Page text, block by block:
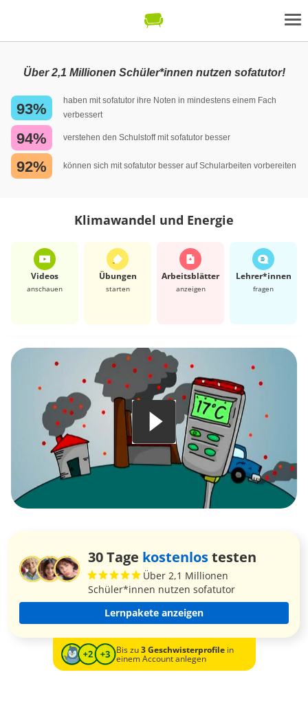
Über 2,1 Millionen Schüler*innen nutzen sofatutor!
93%
haben mit sofatutor ihre Noten in mindestens einem Fach
verbessert
94% verstehen den Schulstoff mit sofatutor besser
92% können sich mit sofatutor besser auf Schularbeiten vorbereiten
Klimawandel und Energie
Videos
anschauen
Übungen
starten
Arbeits­blätter
anzeigen
Lehrer*​innen
fragen
30 Tage kostenlostesten
Über 2,1 Millionen
Schüler*innen nutzen sofatutor
Lernpakete anzeigen
Bis zu3 Geschwisterprofilein
einem Account anlegen